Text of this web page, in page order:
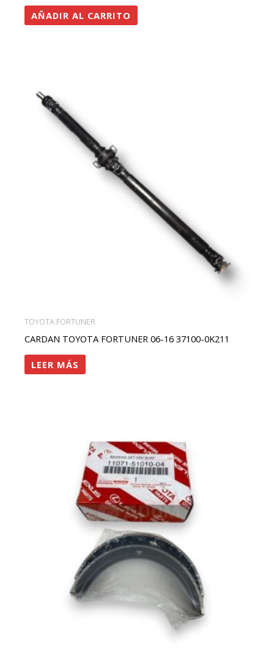
AÑADIR AL CARRITO
TOYOTA FORTUNER
CARDAN TOYOTA FORTUNER 06-16 37100-0K211
LEER MÁS